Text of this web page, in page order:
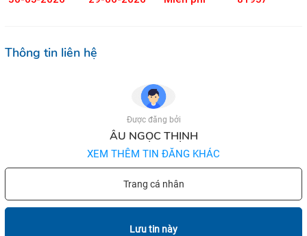
Thông tin liên hệ
Được đăng bởi
ÂU NGỌC THỊNH
XEM THÊM TIN ĐĂNG KHÁC
Trang cá nhân
Lưu tin này